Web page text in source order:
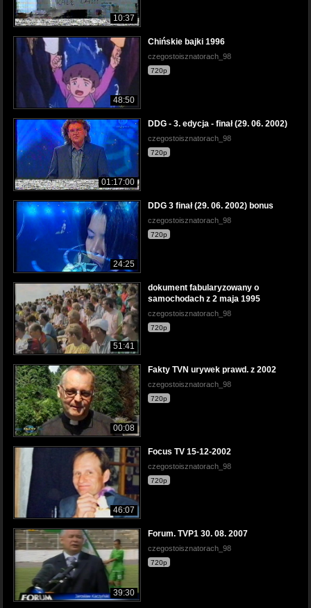
10:37
48:50
Chińskie bajki 1996
czegostoisznatorach_98
720p
01:17:00
DDG - 3. edycja - finał (29. 06. 2002)
czegostoisznatorach_98
720p
24:25
DDG 3 finał (29. 06. 2002) bonus
czegostoisznatorach_98
720p
51:41
dokument fabularyzowany o
samochodach z 2 maja 1995
czegostoisznatorach_98
720p
00:08
Fakty TVN urywek prawd. z 2002
czegostoisznatorach_98
720p
46:07
Focus TV 15-12-2002
czegostoisznatorach_98
720p
39:30
Forum. TVP1 30. 08. 2007
czegostoisznatorach_98
720p